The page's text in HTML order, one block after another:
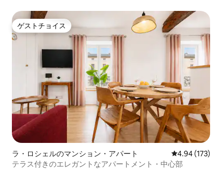
ゲストチョイス
ゲストチョイス
ラ・ロシェルのマンション・アパート レビュー173
4.94 (173)
テラス付きのエレガントなアパートメント・中心部